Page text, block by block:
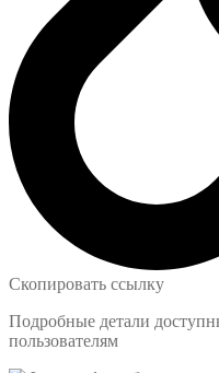
Скопировать ссылку
Подробные детали
пользователям